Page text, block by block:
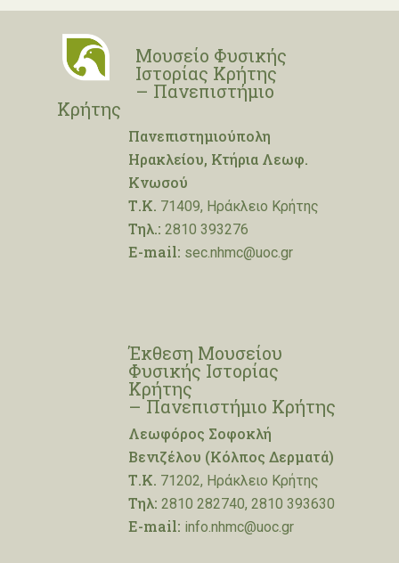
Μουσείο Φυσικής
Ιστορίας Κρήτης
– Πανεπιστήμιο
Κρήτης
Πανεπιστημιούπολη
Ηρακλείου, Κτήρια Λεωφ.
Κνωσού
Τ.Κ. 71409, Ηράκλειο Κρήτης
Τηλ.: 2810 393276
E-mail: sec.nhmc@uoc.gr
Έκθεση Μουσείου
Φυσικής Ιστορίας
Κρήτης
– Πανεπιστήμιο Κρήτης
Λεωφόρος Σοφοκλή
Βενιζέλου (Κόλπος Δερματά)
Τ.Κ. 71202, Ηράκλειο Κρήτης
Τηλ: 2810 282740, 2810 393630
E-mail: info.nhmc@uoc.gr